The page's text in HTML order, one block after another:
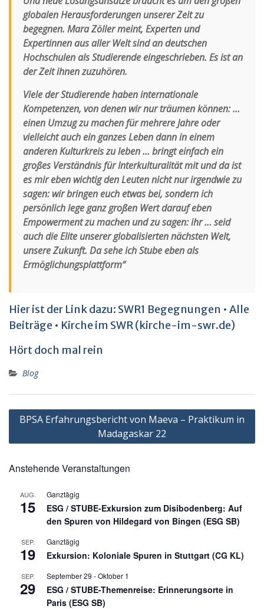
globalen Herausforderungen unserer Zeit zu
begegnen. Mara Zöller meint, Experten und
Expertinnen aus aller Welt sind an deutschen
Hochschulen als Studierende eingeschrieben. Es ist an
der Zeit ihnen zuzuhören.
Viele der Studierende haben internationale
Kompetenzen, von denen wir nur träumen können: …
einen Umzug zu machen für mehrere Jahre oder
vielleicht auch ein ganzes Leben dann in einem
anderen Kulturkreis zu leben … bringt einfach ein
großes Verständnis für Interkulturalität mit und da ist
es mir eben wichtig den Leuten nicht nur irgendwie zu
sagen: wir bringen euch etwas bei, sondern ich
persönlich lege ganz großen Wert darauf eben
Empowerment zu machen und zu sagen: ihr … seid
auch die Elite unserer globalisierten nächsten Welt,
unsere Zukunft. Da sehe ich Stube eben als
Ermöglichungsplattform“
Hier ist der Link dazu: SWR1 Begegnungen • Alle
Beiträge • Kirche im SWR (kirche-im-swr.de)
Hört doch mal rein
Blog
Beitragsnavigation
BPSA Erfahrungsbericht von Maeva – Praktikum in
Madagaskar 22
Anstehende Veranstaltungen
AUG.
15
Ganztägig
ESG / STUBE-Exkursion zum Disibodenberg: Auf
den Spuren von Hildegard von Bingen (ESG SB)
SEP.
19
Ganztägig
Exkursion: Koloniale Spuren in Stuttgart (CG KL)
SEP.
29
September 29 -Oktober 1
ESG / STUBE-Themenreise: Erinnerungsorte in
Paris (ESG SB)